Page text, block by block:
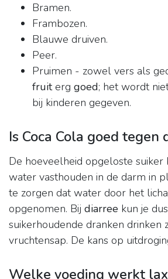
Bramen.
Frambozen.
Blauwe druiven.
Peer.
Pruimen - zowel vers als
fruiterg goed; het wordt
bij kinderen gegeven.
Is Coca Cola goed tegen
De hoeveelheid opgeloste suiker
water vasthouden in de darm in
te zorgen dat water door het
opgenomen. Bij diarree kun je
suikerhoudende dranken drinken
vruchtensap. De kans op
Welke voeding werkt